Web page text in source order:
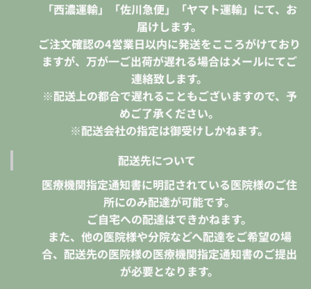
「西濃運輸」「佐川急便」「ヤマト運輸」にて、お
届けします。
ご注文確認の4営業日以内に発送をこころがけており
ますが、万が一ご出荷が遅れる場合はメールにてご
連絡致します。
※配送上の都合で遅れることもございますので、予
めご了承ください。
※配送会社の指定は御受けしかねます。
配送先について
医療機関指定通知書に明記されている医院様のご住
所にのみ配達が可能です。
ご自宅への配達はできかねます。
また、他の医院様や分院などへ配達をご希望の場
合、配送先の医院様の医療機関指定通知書のご提出
が必要となります。